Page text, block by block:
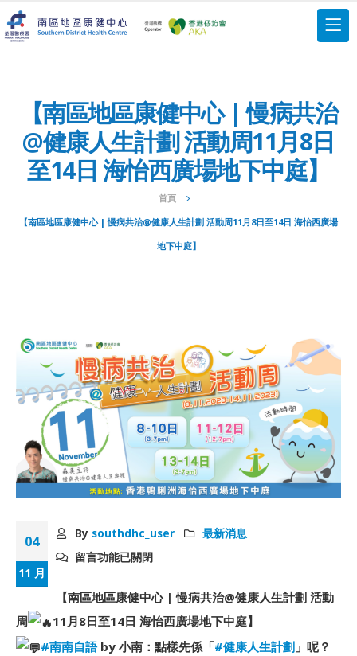
【南區地區康健中心 | 慢病共治
@健康人生計劃 活動周11月8日
至14日 海怡西廣場地下中庭】
首頁
【南區地區康健中心 | 慢病共治@健康人生計劃 活動周11月8日至14日 海怡西廣場
地下中庭】
04
11 月
By southdhc_user
最新消息
留言功能已關閉
【南區地區康健中心 | 慢病共治@健康人生計劃 活動
周
11月8日至14日 海怡西廣場地下中庭】
#南南自語by 小南：點樣先係「#健康人生計劃 」呢？